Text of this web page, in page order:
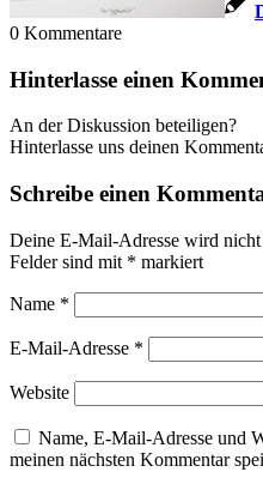
0 Kommentare
Hinterlasse einen
An der Diskussion beteiligen?
Hinterlasse uns deinen
Schreibe einen
Deine E-Mail-Adresse wird
Felder sind mit * markiert
Name *
E-Mail-Adresse *
Website
Name, E-Mail-Adresse und
meinen nächsten Kommentar